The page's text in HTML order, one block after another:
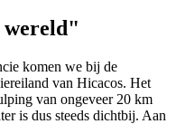
wereld"
komen we bij de
van Hicacos. Het
van ongeveer 20 km
is dus steeds dichtbij. Aan